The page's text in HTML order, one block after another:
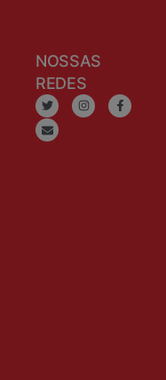
NOSSAS
REDES